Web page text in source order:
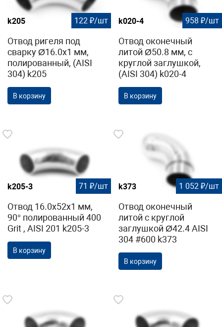
k205 122 ₽/шт
Отвод ригеля под
сварку Ø16.0х1 мм,
полированный, (AISI
304) k205
В корзину
k020-4 958 ₽/шт
Отвод оконечный
литой Ø50.8 мм, с
круглой заглушкой,
(AISI 304) k020-4
В корзину
k205-3 71 ₽/шт
Отвод 16.0х52х1 мм,
90° полированный 400
Grit , AISI 201 k205-3
В корзину
k373 1 052 ₽/шт
Отвод оконечный
литой с круглой
заглушкой Ø42.4 AISI
304 #600 k373
В корзину